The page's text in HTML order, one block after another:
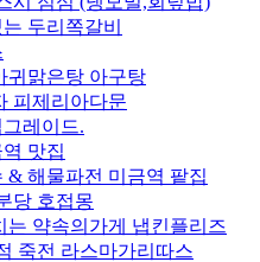
두리쪽갈비
귀맑은탕 아구탕
피제리아다문
레이드.
맛집
& 해물파전 미금역 팥집
당 호접몽
는 약속의가게 냅킨플리즈
죽전 라스마가리따스